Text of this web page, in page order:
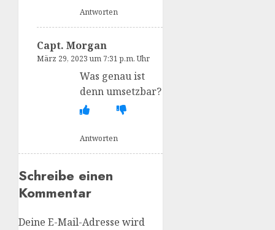
Antworten
Capt. Morgan
März 29, 2023 um 7:31 p.m. Uhr
Was genau ist
denn umsetzbar?
Antworten
Schreibe einen
Kommentar
Deine E-Mail-Adresse wird